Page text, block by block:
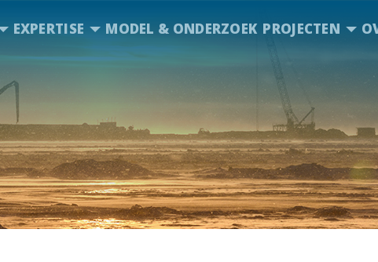
EXPERTISE MODEL & ONDERZOEK PROJECTEN